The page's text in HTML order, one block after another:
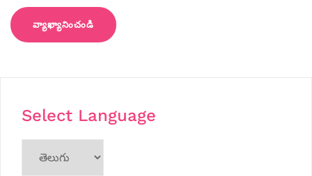
Select Language